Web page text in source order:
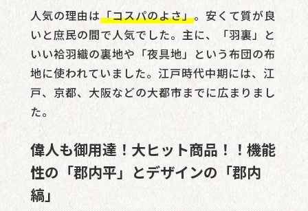
人気の理由は「コスパのよさ」。安くて質が良
いと庶民の間で人気でした。主に、「羽裏」と
いい袷羽織の裏地や「夜具地」という布団の布
地に使われていました。江戸時代中期には、江
戸、京都、大阪などの大都市までに広まりまし
た。
偉人も御用達！大ヒット商品！！機能
性の「郡内平」とデザインの「郡内
縞」